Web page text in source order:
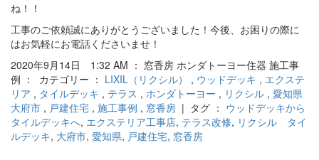
ね！！
工事のご依頼誠にありがとうございました！今後、お困りの際に
はお気軽にお電話くださいませ！
2020年9月14日 1:32 AM ： 窓香房 ホンダトーヨー住器 施工事
例 ： カテゴリー ： LIXIL（リクシル） , ウッドデッキ , エクステ
リア , タイルデッキ , テラス , ホンダトーヨー , リクシル , 愛知県
大府市 , 戸建住宅 , 施工事例 , 窓香房 | タグ ： ウッドデッキから
タイルデッキへ, エクステリア工事店, テラス改修, リクシル タイ
ルデッキ, 大府市, 愛知県, 戸建住宅, 窓香房